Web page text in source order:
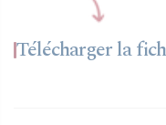
Télécharger la